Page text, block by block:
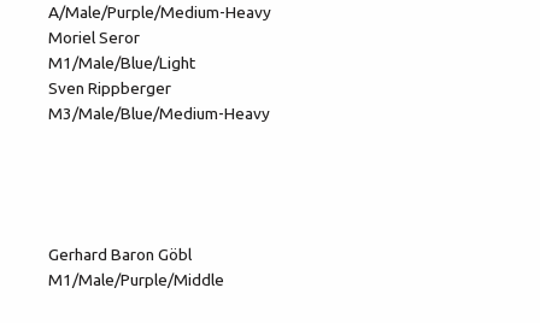
A/Male/Purple/Medium-Heavy
Moriel Seror
M1/Male/Blue/Light
Sven Rippberger
M3/Male/Blue/Medium-Heavy
Gerhard Baron Göbl
M1/Male/Purple/Middle